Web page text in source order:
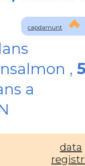
capdamunt
,
a
data